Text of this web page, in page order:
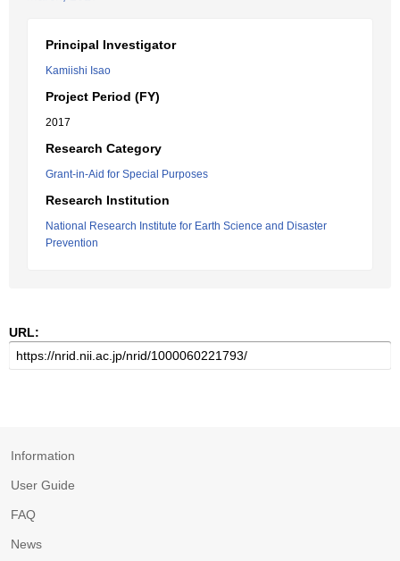
Principal Investigator
Kamiishi Isao
Project Period (FY)
2017
Research Category
Grant-in-Aid for Special Purposes
Research Institution
National Research Institute for Earth Science and Disaster
Prevention
URL:
Information
User Guide
FAQ
News